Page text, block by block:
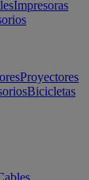
Impresoras
Proyectores
Bicicletas